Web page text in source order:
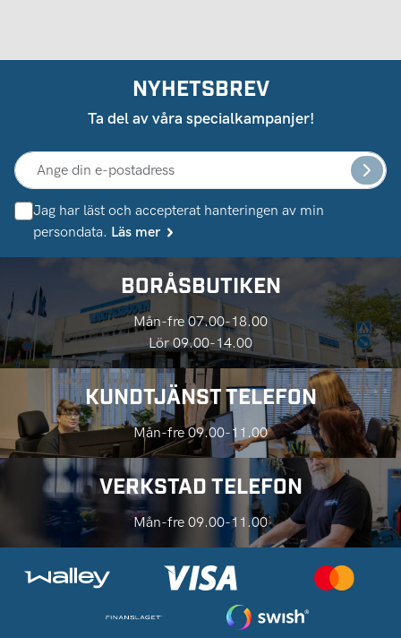
NYHETSBREV
Ta del av våra specialkampanjer!
Jag har läst och accepterat hanteringen av min
persondata. Läs mer
BORÅSBUTIKEN
Mån-fre 07.00-18.00
Lör 09.00-14.00
KUNDTJÄNST TELEFON
Mån-fre 09.00-11.00
VERKSTAD TELEFON
Mån-fre 09.00-11.00